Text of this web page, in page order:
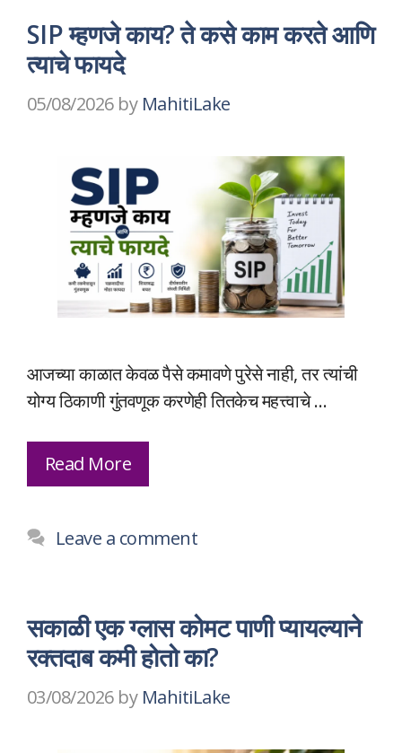
SIP म्हणजे काय? ते कसे काम करते आणि
त्याचे फायदे
05/08/2026 by MahitiLake
आजच्या काळात केवळ पैसे कमावणे पुरेसे नाही, तर त्यांची
योग्य ठिकाणी गुंतवणूक करणेही तितकेच महत्त्वाचे …
Read More
Leave a comment
सकाळी एक ग्लास कोमट पाणी प्यायल्याने
रक्तदाब कमी होतो का?
03/08/2026 by MahitiLake